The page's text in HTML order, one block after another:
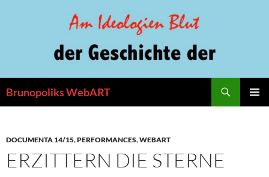
Brunopoliks WebART
DOCUMENTA 14/15,PERFORMANCES,WEBART
ERZITTERN DIE STERNE